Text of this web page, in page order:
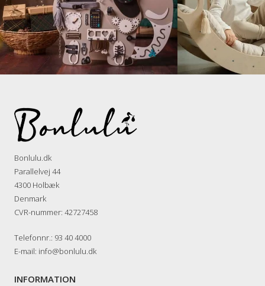
Bonlulu.dk
Parallelvej 44
4300 Holbæk
Denmark
CVR-nummer: 42727458
Telefonnr.: 93 40 4000
E-mail: info@bonlulu.dk
INFORMATION